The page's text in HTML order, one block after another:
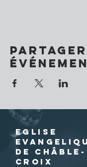
EGLISE
DE CHÂBLE-
CROIX